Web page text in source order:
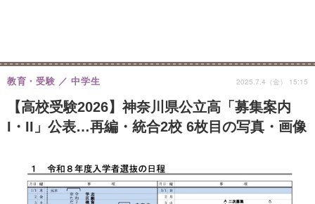
【高校受験2026】神奈川県公立高「募集案内
I・II」公表…再編・統合2校 6枚目の写真・画像
教育・受験 中学生 2025.7.4（金） 15:15